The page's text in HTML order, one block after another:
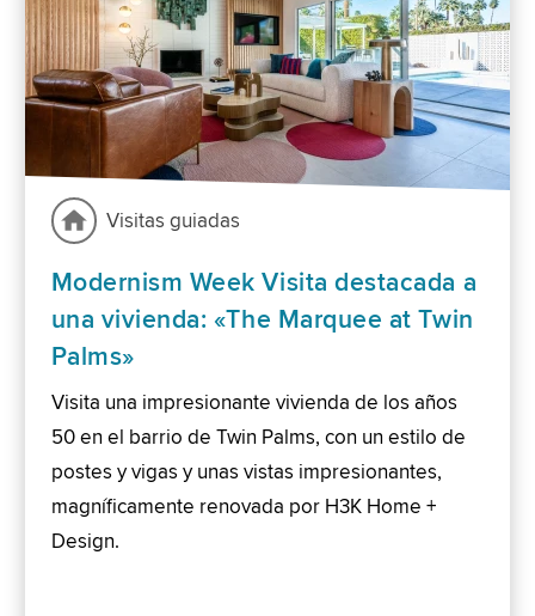
Visitas guiadas
Modernism Week Visita destacada a
una vivienda: «The Marquee at Twin
Palms»
Visita una impresionante vivienda de los años
50 en el barrio de Twin Palms, con un estilo de
postes y vigas y unas vistas impresionantes,
magníficamente renovada por H3K Home +
Design.